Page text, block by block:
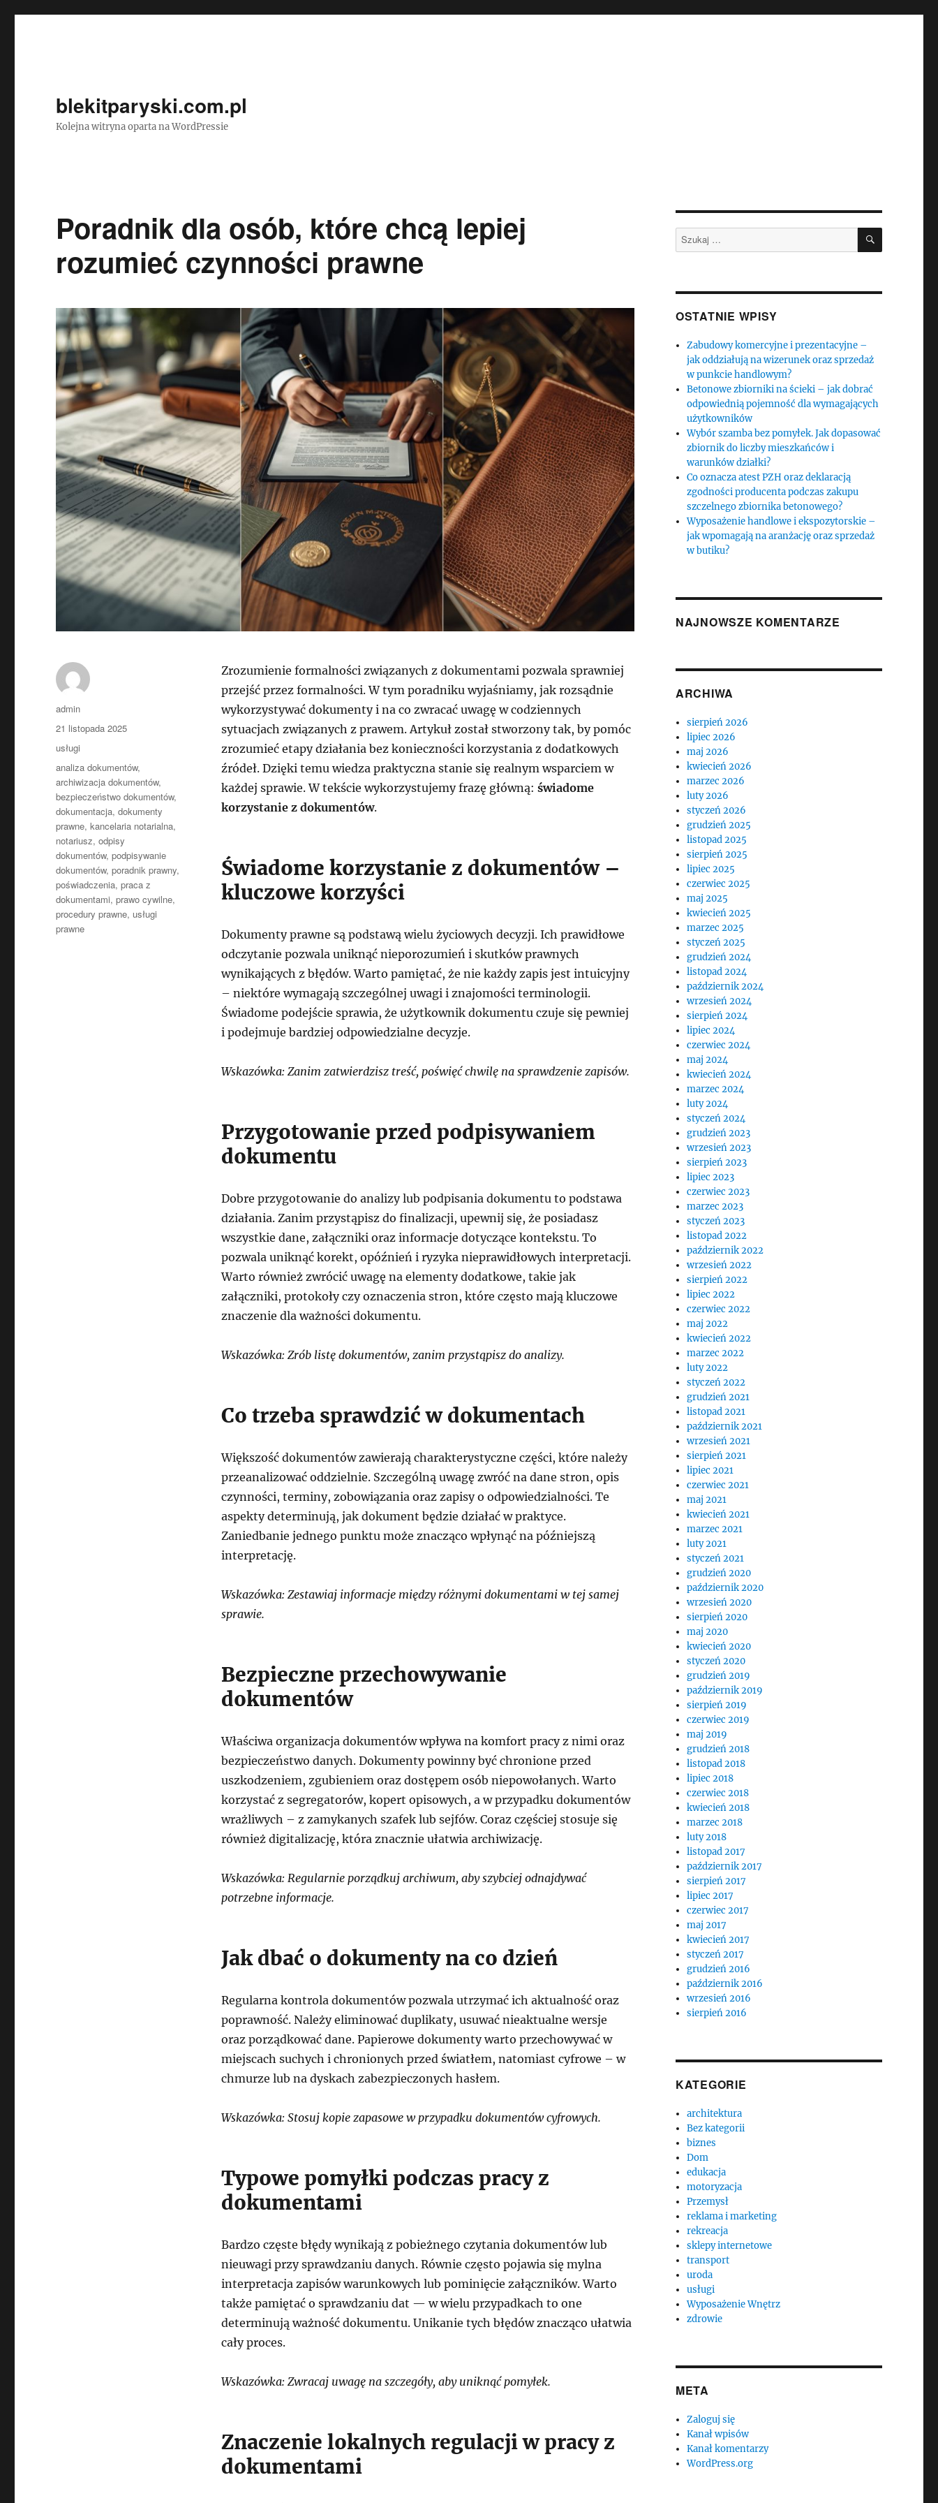
blekitparyski.com.pl
Kolejna witryna oparta na WordPressie
Poradnik dla osób, które chcą lepiej
rozumieć czynności prawne
Zrozumienie formalności związanych z dokumentami pozwala sprawniej
przejść przez formalności. W tym poradniku wyjaśniamy, jak rozsądnie
wykorzystywać dokumenty i na co zwracać uwagę w codziennych
sytuacjach związanych z prawem. Artykuł został stworzony tak, by pomóc
zrozumieć etapy działania bez konieczności korzystania z dodatkowych
źródeł. Dzięki temu wiedza praktyczna stanie się realnym wsparciem w
każdej sprawie. W tekście wykorzystujemy frazę główną: świadome
korzystanie z dokumentów.
Świadome korzystanie z dokumentów –
kluczowe korzyści
Dokumenty prawne są podstawą wielu życiowych decyzji. Ich prawidłowe
odczytanie pozwala uniknąć nieporozumień i skutków prawnych
wynikających z błędów. Warto pamiętać, że nie każdy zapis jest intuicyjny
– niektóre wymagają szczególnej uwagi i znajomości terminologii.
Świadome podejście sprawia, że użytkownik dokumentu czuje się pewniej
i podejmuje bardziej odpowiedzialne decyzje.
Wskazówka: Zanim zatwierdzisz treść, poświęć chwilę na sprawdzenie zapisów.
Przygotowanie przed podpisywaniem
dokumentu
Dobre przygotowanie do analizy lub podpisania dokumentu to podstawa
działania. Zanim przystąpisz do finalizacji, upewnij się, że posiadasz
wszystkie dane, załączniki oraz informacje dotyczące kontekstu. To
pozwala uniknąć korekt, opóźnień i ryzyka nieprawidłowych interpretacji.
Warto również zwrócić uwagę na elementy dodatkowe, takie jak
załączniki, protokoły czy oznaczenia stron, które często mają kluczowe
znaczenie dla ważności dokumentu.
Wskazówka: Zrób listę dokumentów, zanim przystąpisz do analizy.
Co trzeba sprawdzić w dokumentach
Większość dokumentów zawierają charakterystyczne części, które należy
przeanalizować oddzielnie. Szczególną uwagę zwróć na dane stron, opis
czynności, terminy, zobowiązania oraz zapisy o odpowiedzialności. Te
aspekty determinują, jak dokument będzie działać w praktyce.
Zaniedbanie jednego punktu może znacząco wpłynąć na późniejszą
interpretację.
Wskazówka: Zestawiaj informacje między różnymi dokumentami w tej samej
sprawie.
Bezpieczne przechowywanie
dokumentów
Właściwa organizacja dokumentów wpływa na komfort pracy z nimi oraz
bezpieczeństwo danych. Dokumenty powinny być chronione przed
uszkodzeniem, zgubieniem oraz dostępem osób niepowołanych. Warto
korzystać z segregatorów, kopert opisowych, a w przypadku dokumentów
wrażliwych – z zamykanych szafek lub sejfów. Coraz częściej stosuje się
również digitalizację, która znacznie ułatwia archiwizację.
Wskazówka: Regularnie porządkuj archiwum, aby szybciej odnajdywać
potrzebne informacje.
Jak dbać o dokumenty na co dzień
Regularna kontrola dokumentów pozwala utrzymać ich aktualność oraz
poprawność. Należy eliminować duplikaty, usuwać nieaktualne wersje
oraz porządkować dane. Papierowe dokumenty warto przechowywać w
miejscach suchych i chronionych przed światłem, natomiast cyfrowe – w
chmurze lub na dyskach zabezpieczonych hasłem.
Wskazówka: Stosuj kopie zapasowe w przypadku dokumentów cyfrowych.
Typowe pomyłki podczas pracy z
dokumentami
Bardzo częste błędy wynikają z pobieżnego czytania dokumentów lub
nieuwagi przy sprawdzaniu danych. Równie często pojawia się mylna
interpretacja zapisów warunkowych lub pominięcie załączników. Warto
także pamiętać o sprawdzaniu dat — w wielu przypadkach to one
determinują ważność dokumentu. Unikanie tych błędów znacząco ułatwia
cały proces.
Wskazówka: Zwracaj uwagę na szczegóły, aby uniknąć pomyłek.
Znaczenie lokalnych regulacji w pracy z
dokumentami
Autor
admin
Data
publikacji
21 listopada 2025
Kategorie
usługi
Tagi
analiza dokumentów,
archiwizacja dokumentów,
bezpieczeństwo dokumentów,
dokumentacja,dokumenty
prawne,kancelaria notarialna,
notariusz,odpisy
dokumentów,podpisywanie
dokumentów,poradnik prawny,
poświadczenia,praca z
dokumentami,prawo cywilne,
procedury prawne, usługi
prawne
Szukaj: SZUKAJ
OSTATNIE WPISY
Zabudowy komercyjne i prezentacyjne –
jak oddziałują na wizerunek oraz sprzedaż
w punkcie handlowym?
Betonowe zbiorniki na ścieki – jak dobrać
odpowiednią pojemność dla wymagających
użytkowników
Wybór szamba bez pomyłek. Jak dopasować
zbiornik do liczby mieszkańców i
warunków działki?
Co oznacza atest PZH oraz deklaracją
zgodności producenta podczas zakupu
szczelnego zbiornika betonowego?
Wyposażenie handlowe i ekspozytorskie –
jak wpomagają na aranżację oraz sprzedaż
w butiku?
NAJNOWSZE KOMENTARZE
ARCHIWA
sierpień 2026
lipiec 2026
maj 2026
kwiecień 2026
marzec 2026
luty 2026
styczeń 2026
grudzień 2025
listopad 2025
sierpień 2025
lipiec 2025
czerwiec 2025
maj 2025
kwiecień 2025
marzec 2025
styczeń 2025
grudzień 2024
listopad 2024
październik 2024
wrzesień 2024
sierpień 2024
lipiec 2024
czerwiec 2024
maj 2024
kwiecień 2024
marzec 2024
luty 2024
styczeń 2024
grudzień 2023
wrzesień 2023
sierpień 2023
lipiec 2023
czerwiec 2023
marzec 2023
styczeń 2023
listopad 2022
październik 2022
wrzesień 2022
sierpień 2022
lipiec 2022
czerwiec 2022
maj 2022
kwiecień 2022
marzec 2022
luty 2022
styczeń 2022
grudzień 2021
listopad 2021
październik 2021
wrzesień 2021
sierpień 2021
lipiec 2021
czerwiec 2021
maj 2021
kwiecień 2021
marzec 2021
luty 2021
styczeń 2021
grudzień 2020
październik 2020
wrzesień 2020
sierpień 2020
maj 2020
kwiecień 2020
styczeń 2020
grudzień 2019
październik 2019
sierpień 2019
czerwiec 2019
maj 2019
grudzień 2018
listopad 2018
lipiec 2018
czerwiec 2018
kwiecień 2018
marzec 2018
luty 2018
listopad 2017
październik 2017
sierpień 2017
lipiec 2017
czerwiec 2017
maj 2017
kwiecień 2017
styczeń 2017
grudzień 2016
październik 2016
wrzesień 2016
sierpień 2016
KATEGORIE
architektura
Bez kategorii
biznes
Dom
edukacja
motoryzacja
Przemysł
reklama i marketing
rekreacja
sklepy internetowe
transport
uroda
usługi
Wyposażenie Wnętrz
zdrowie
META
Zaloguj się
Kanał wpisów
Kanał komentarzy
WordPress.org